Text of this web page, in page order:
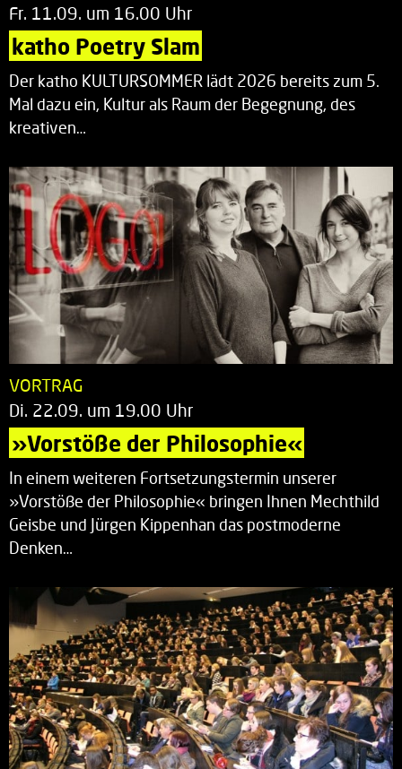
Fr. 11.09. um 16.00 Uhr
katho Poetry Slam
Der katho KULTURSOMMER lädt 2026 bereits zum 5.
Mal dazu ein, Kultur als Raum der Begegnung, des
kreativen…
VORTRAG
Di. 22.09. um 19.00 Uhr
»Vorstöße der Philosophie«
In einem weiteren Fortsetzungstermin unserer
»Vorstöße der Philosophie« bringen Ihnen Mechthild
Geisbe und Jürgen Kippenhan das postmoderne
Denken…